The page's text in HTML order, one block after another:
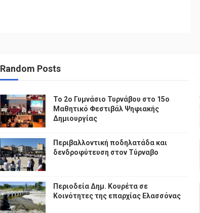
Random Posts
To 2ο Γυμνάσιο Τυρνάβου στο 15ο
Μαθητικό Φεστιβάλ Ψηφιακής
Δημιουργίας
Περιβαλλοντική ποδηλατάδα και
δενδροφύτευση στον Τύρναβο
Περιοδεία Δημ. Κουρέτα σε
Κοινότητες της επαρχίας Ελασσόνας